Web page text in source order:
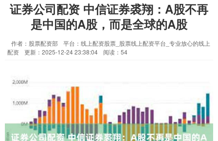
证券公司配资 中信证券裘翔：A股不再
是中国的A股，而是全球的A股
作者：股票配资部
平台：线上配资股票_股票线上配资平台_专业放心的线上
配资
更新：2025-12-24 23:38:04 阅读：54